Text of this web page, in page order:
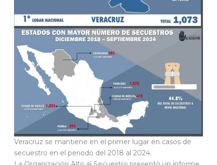
Veracruz se mantiene en el primer lugar en casos de
secuestro en el periodo del 2018 al 2024.